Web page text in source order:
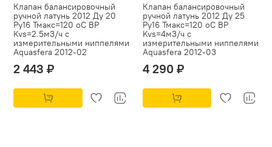
Клапан балансировочный
ручной латунь 2012 Ду 20
Ру16 Тмакс=120 оС ВР
Kvs=2.5м3/ч с
измерительными ниппелями
Aquasfera 2012-02
2 443 ₽
Клапан балансировочный
ручной латунь 2012 Ду 25
Ру16 Тмакс=120 оС ВР
Kvs=4м3/ч с
измерительными ниппелями
Aquasfera 2012-03
4 290 ₽